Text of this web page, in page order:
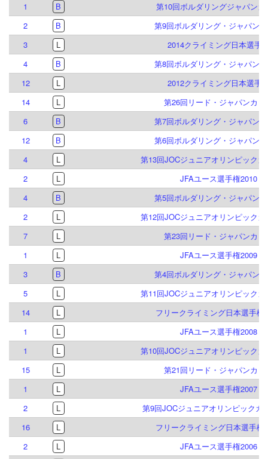
1
B
第10回ボルダリングジャパンカ
2
B
第9回ボルダリング・ジャパン
3
L
2014クライミング日本選手
4
B
第8回ボルダリング・ジャパン
12
L
2012クライミング日本選手
14
L
第26回リード・ジャパンカッ
6
B
第7回ボルダリング・ジャパン
12
B
第6回ボルダリング・ジャパン
4
L
第13回JOCジュニアオリンピックカ
2
L
JFAユース選手権2010
4
B
第5回ボルダリング・ジャパン
2
L
第12回JOCジュニアオリンピックカ
7
L
第23回リード・ジャパンカッ
1
L
JFAユース選手権2009
3
B
第4回ボルダリング・ジャパン
5
L
第11回JOCジュニアオリンピックカ
14
L
フリークライミング日本選手権
1
L
JFAユース選手権2008
1
L
第10回JOCジュニアオリンピックカ
15
L
第21回リード・ジャパンカッ
1
L
JFAユース選手権2007
2
L
第9回JOCジュニアオリンピックカ
16
L
フリークライミング日本選手権
2
L
JFAユース選手権2006